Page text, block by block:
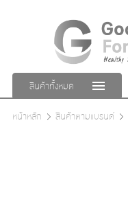
สินค้าทั้งหมด
หน้าหลัก สินค้าตามแบรนด์